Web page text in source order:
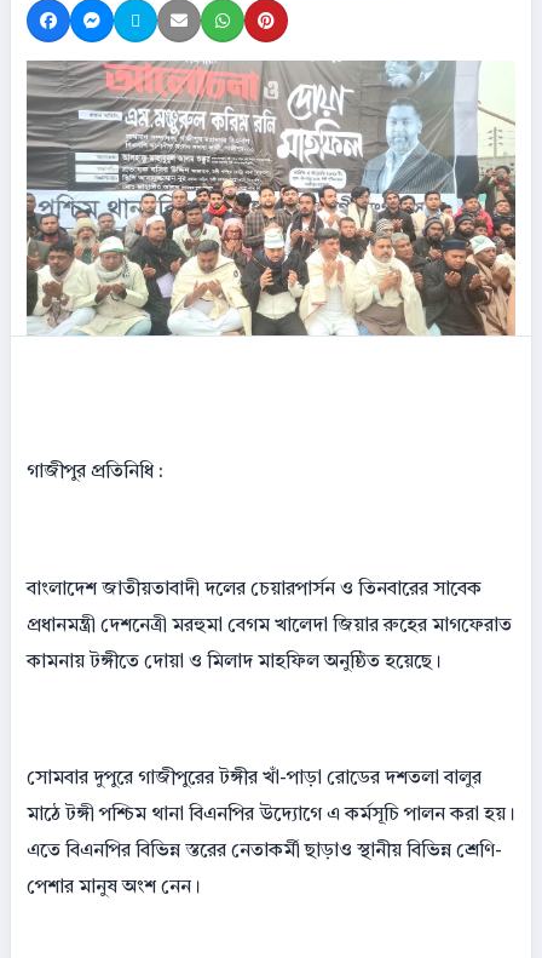
Share on Facebook
Share on Messenger
Share on XShare by Email
Share on WhatsApp
Share on Pinterest
গাজীপুর প্রতিনিধি :
বাংলাদেশ জাতীয়তাবাদী দলের চেয়ারপার্সন ও তিনবারের সাবেক
প্রধানমন্ত্রী দেশনেত্রী মরহুমা বেগম খালেদা জিয়ার রুহের মাগফেরাত
কামনায় টঙ্গীতে দোয়া ও মিলাদ মাহফিল অনুষ্ঠিত হয়েছে।
সোমবার দুপুরে গাজীপুরের টঙ্গীর খাঁ-পাড়া রোডের দশতলা বালুর
মাঠে টঙ্গী পশ্চিম থানা বিএনপির উদ্যোগে এ কর্মসূচি পালন করা হয়।
এতে বিএনপির বিভিন্ন স্তরের নেতাকর্মী ছাড়াও স্থানীয় বিভিন্ন শ্রেণি-
পেশার মানুষ অংশ নেন।